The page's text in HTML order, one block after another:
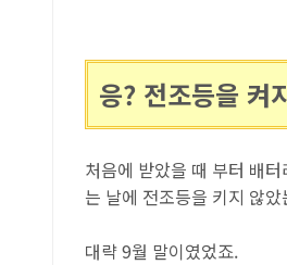
응? 전조등을 켜
처음에 받았을 때 부터 배
는 날에 전조등을 키지 않
대략 9월 말이였었죠.